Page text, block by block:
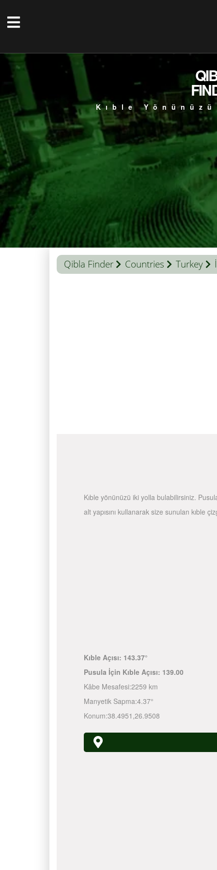
Kıble
Qibla Finder Countries Turkey
Kıble yönünüzü iki yolla bulabilirsiniz.
alt yapısını kullanarak size sunulan kıble
Kıble Açısı: 143.37°
Pusula İçin Kıble Açısı: 139.00
Kâbe Mesafesi:2259 km
Manyetik Sapma:4.37°
Konum:38.4951 ,26.9508